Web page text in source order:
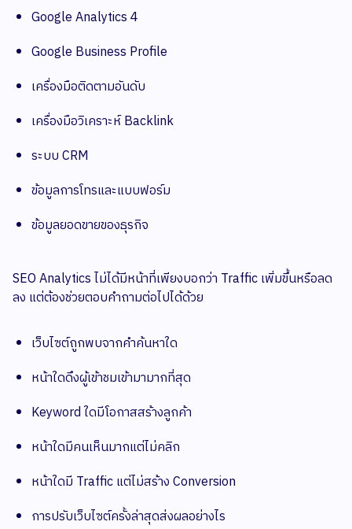
Google Analytics 4
Google Business Profile
เครื่องมือติดตามอันดับ
เครื่องมือวิเคราะห์ Backlink
ระบบ CRM
ข้อมูลการโทรและแบบฟอร์ม
ข้อมูลยอดขายของธุรกิจ
SEO Analytics ไม่ได้มีหน้าที่เพียงบอกว่า Traffic เพิ่มขึ้นหรือลด
ลง แต่ต้องช่วยตอบคำถามต่อไปได้ด้วย
เว็บไซต์ถูกพบจากคำค้นหาใด
หน้าใดดึงผู้เข้าชมเข้ามามากที่สุด
Keyword ใดมีโอกาสสร้างลูกค้า
หน้าใดมีคนเห็นมากแต่ไม่คลิก
หน้าใดมี Traffic แต่ไม่สร้าง Conversion
การปรับเว็บไซต์ครั้งล่าสุดส่งผลอย่างไร